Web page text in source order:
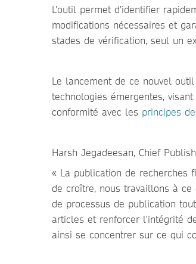
L’outil permet d’identifier
modifications nécessaires et
stades de vérification, seul un
Le lancement de ce nouvel
technologies émergentes,
conformité avec les principes
Harsh Jegadeesan, Chief
« La publication de recherches
de croître, nous travaillons à
de processus de publication
articles et renforcer l'intégrité
ainsi se concentrer sur ce qui